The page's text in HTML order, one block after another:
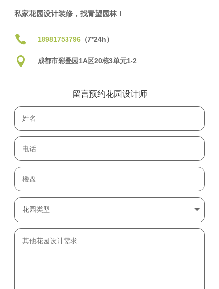
私家花园设计装修，找青望园林！
 18981753796（7*24h）
 成都市彩叠园1A区20栋3单元1-2
留言预约花园设计师